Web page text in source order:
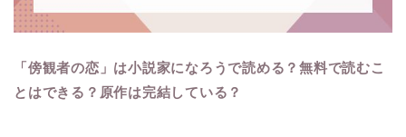
「傍観者の恋」は小説家になろうで読める？無料で読むこ
とはできる？原作は完結している？